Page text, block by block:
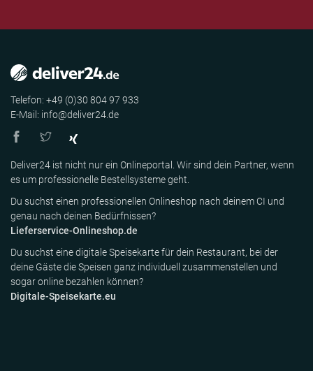
Telefon: +49 (0)30 804 97 933
E-Mail: info@deliver24.de
Deliver24 ist nicht nur ein Onlineportal. Wir sind dein Partner, wenn
es um professionelle Bestellsysteme geht.
Du suchst einen professionellen Onlineshop nach deinem CI und
genau nach deinen Bedürfnissen?
Lieferservice-Onlineshop.de
Du suchst eine digitale Speisekarte für dein Restaurant, bei der
deine Gäste die Speisen ganz individuell zusammenstellen und
sogar online bezahlen können?
Digitale-Speisekarte.eu